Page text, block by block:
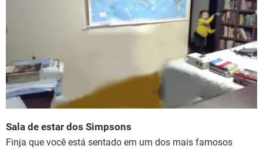
Sala de estar dos Simpsons
Finja que você está sentado em um dos mais famosos